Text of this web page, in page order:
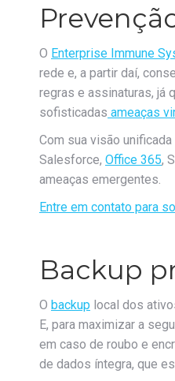
O Enterprise Immune
rede e, a partir daí,
regras e assinaturas, já
sofisticadas ameaças
Com sua visão
Salesforce, Office 365,
ameaças emergentes.
Entre em contato para
Backup
O backup local dos
E, para maximizar a
em caso de roubo e
de dados íntegra, que